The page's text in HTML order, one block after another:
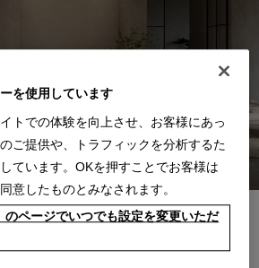
Minimalism”を掲げるグローバル家
を使用しています
トでの体験を向上させ、お客様にあっ
ご提供や、トラフィックを分析するた
ています。OKを押すことでお客様は
意したものとみなされます。
のページでいつでも設定を変更いただ